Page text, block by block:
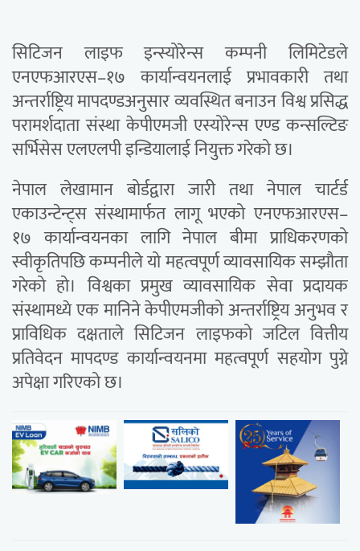
सिटिजन लाइफ इन्स्योरेन्स कम्पनी लिमिटेडले
एनएफआरएस–१७ कार्यान्वयनलाई प्रभावकारी तथा
अन्तर्राष्ट्रिय मापदण्डअनुसार व्यवस्थित बनाउन विश्व प्रसिद्ध
परामर्शदाता संस्था केपीएमजी एस्योरेन्स एण्ड कन्सल्टिङ
सर्भिसेस एलएलपी इन्डियालाई नियुक्त गरेको छ।
नेपाल लेखामान बोर्डद्वारा जारी तथा नेपाल चार्टर्ड
एकाउन्टेन्ट्स संस्थामार्फत लागू भएको एनएफआरएस–
१७ कार्यान्वयनका लागि नेपाल बीमा प्राधिकरणको
स्वीकृतिपछि कम्पनीले यो महत्वपूर्ण व्यावसायिक सम्झौता
गरेको हो। विश्वका प्रमुख व्यावसायिक सेवा प्रदायक
संस्थामध्ये एक मानिने केपीएमजीको अन्तर्राष्ट्रिय अनुभव र
प्राविधिक दक्षताले सिटिजन लाइफको जटिल वित्तीय
प्रतिवेदन मापदण्ड कार्यान्वयनमा महत्वपूर्ण सहयोग पुग्ने
अपेक्षा गरिएको छ।